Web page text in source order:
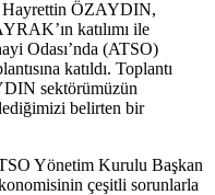
Hayrettin ÖZAYDIN,
katılımı ile
Odası’nda (ATSO)
katıldı. Toplantı
sektörümüzün
belirten bir
Yönetim Kurulu Başkan
çeşitli sorunlarla